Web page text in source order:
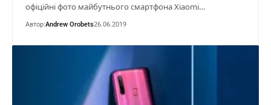
офіційні фото майбутнього смартфона Xiaomi…
Автор:Andrew Orobets26.06.2019